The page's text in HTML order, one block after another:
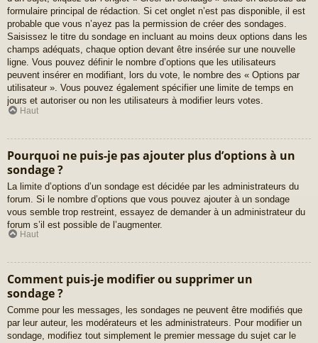
formulaire principal de rédaction. Si cet onglet n’est pas disponible, il est
probable que vous n’ayez pas la permission de créer des sondages.
Saisissez le titre du sondage en incluant au moins deux options dans les
champs adéquats, chaque option devant être insérée sur une nouvelle
ligne. Vous pouvez définir le nombre d’options que les utilisateurs
peuvent insérer en modifiant, lors du vote, le nombre des « Options par
utilisateur ». Vous pouvez également spécifier une limite de temps en
jours et autoriser ou non les utilisateurs à modifier leurs votes.
Haut
Pourquoi ne puis-je pas ajouter plus d’options à un
sondage ?
La limite d’options d’un sondage est décidée par les administrateurs du
forum. Si le nombre d’options que vous pouvez ajouter à un sondage
vous semble trop restreint, essayez de demander à un administrateur du
forum s’il est possible de l’augmenter.
Haut
Comment puis-je modifier ou supprimer un
sondage ?
Comme pour les messages, les sondages ne peuvent être modifiés que
par leur auteur, les modérateurs et les administrateurs. Pour modifier un
sondage, modifiez tout simplement le premier message du sujet car le